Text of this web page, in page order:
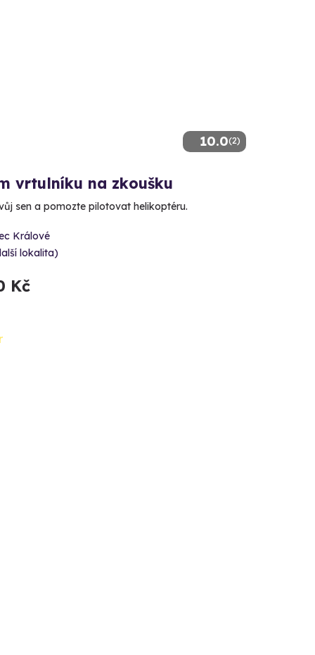
10.0(2)
vrtulníku na zkoušku
sen a pomozte pilotovat helikoptéru.
Králové
lokalita)
Kč